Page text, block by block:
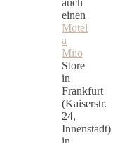
einen
Motel
a
Miio
Store
in
Frankfurt
(Kaiserstr.
24,
Innenstadt)